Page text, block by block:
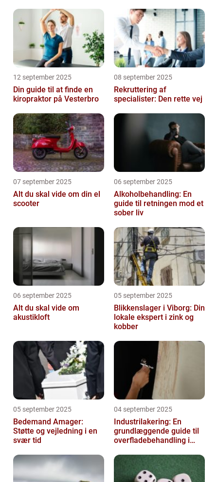
12 september 2025
Din guide til at finde en
kiropraktor på Vesterbro
08 september 2025
Rekruttering af
specialister: Den rette vej
07 september 2025
Alt du skal vide om din el
scooter
06 september 2025
Alkoholbehandling: En
guide til retningen mod et
sober liv
06 september 2025
Alt du skal vide om
akustikloft
05 september 2025
Blikkenslager i Viborg: Din
lokale ekspert i zink og
kobber
05 september 2025
Bedemand Amager:
Støtte og vejledning i en
svær tid
04 september 2025
Industrilakering: En
grundlæggende guide til
overfladebehandling i